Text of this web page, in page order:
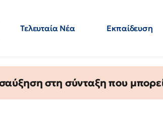
Τελευταία Νέα Εκπαίδευση
στη σύνταξη που μπορεί